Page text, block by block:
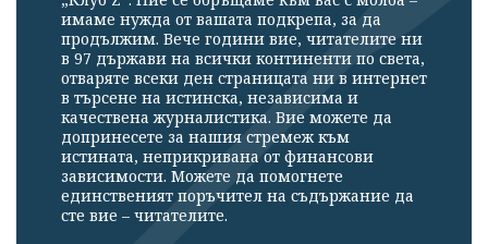
имаме нужда от вашата подкрепа, за да
продължим. Вече години вие, читателите ни
в 97 държави на всички континенти по света,
отваряте всеки ден страницата ни в интернет
в търсене на истинска, независима и
качествена журналистика. Вие можете да
допринесете за нашия стремеж към
истината, неприкривана от финансови
зависимости. Можете да помогнете
единственият поръчител на съдържание да
сте вие – читателите.